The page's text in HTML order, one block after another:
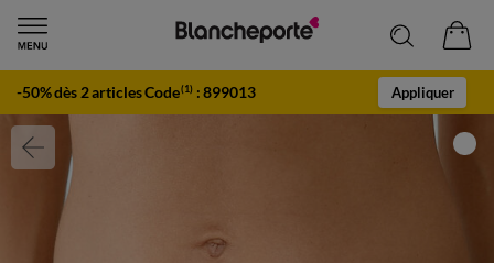
-50% dès 2 articles Code(1) :899013 Appliquer